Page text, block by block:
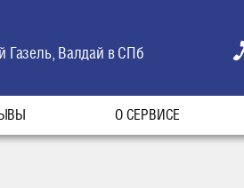
Газель, Валдай в СПб
О СЕРВИСЕ